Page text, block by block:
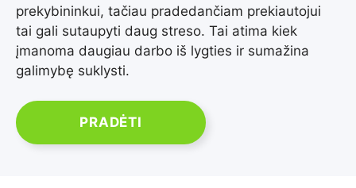
prekybininkui, tačiau pradedančiam prekiautojui
tai gali sutaupyti daug streso. Tai atima kiek
įmanoma daugiau darbo iš lygties ir sumažina
galimybę suklysti.
PRADĖTI